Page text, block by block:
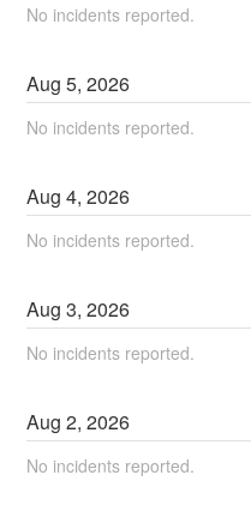
No incidents reported.
Aug5,2026
No incidents reported.
Aug4,2026
No incidents reported.
Aug3,2026
No incidents reported.
Aug2,2026
No incidents reported.